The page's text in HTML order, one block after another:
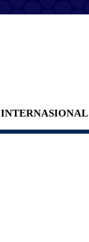
INTERNASIONAL